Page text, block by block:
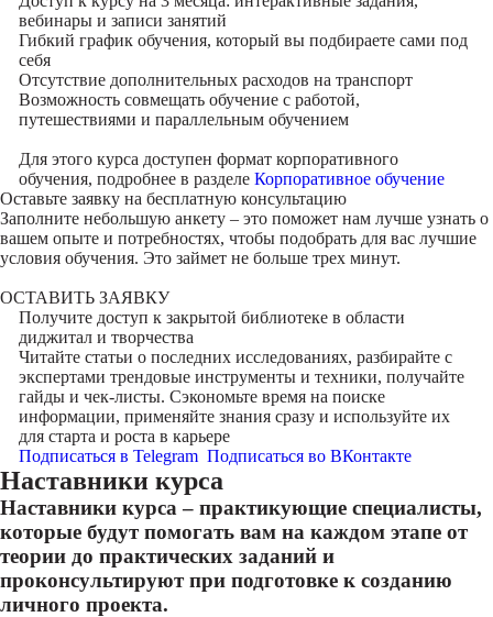
вебинары и записи занятий
Гибкий график обучения, который вы подбираете сами под
себя
Отсутствие дополнительных расходов на транспорт
Возможность совмещать обучение с работой,
путешествиями и параллельным обучением
Для этого курса доступен формат корпоративного
обучения, подробнее в разделе Корпоративное обучение
Оставьте заявку на бесплатную консультацию
Заполните небольшую анкету – это поможет нам лучше узнать о
вашем опыте и потребностях, чтобы подобрать для вас лучшие
условия обучения. Это займет не больше трех минут.
ОСТАВИТЬ ЗАЯВКУ
Получите доступ к закрытой библиотекев области
диджитал и творчества
Читайте статьи о последних исследованиях, разбирайте с
экспертами трендовые инструменты и техники, получайте
гайды и чек-листы. Сэкономьте время на поиске
информации, применяйте знания сразу и используйте их
для старта и роста в карьере
Подписаться в Telegram Подписаться во ВКонтакте
Наставники курса
Наставники курса – практикующие специалисты,
которые будут помогать вам на каждом этапе от
теории до практических заданий и
проконсультируют при подготовке к созданию
личного проекта.